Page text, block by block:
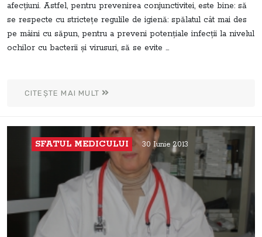
afecţiuni. Astfel, pentru prevenirea conjunctivitei, este bine: să
se respecte cu stricteţe regulile de igienă: spălatul cât mai des
pe mâini cu săpun, pentru a preveni potenţiale infecţii la nivelul
ochilor cu bacterii şi virusuri, să se evite ...
CITEȘTE MAI MULT
SFATUL MEDICULUI 30 Iunie 2013